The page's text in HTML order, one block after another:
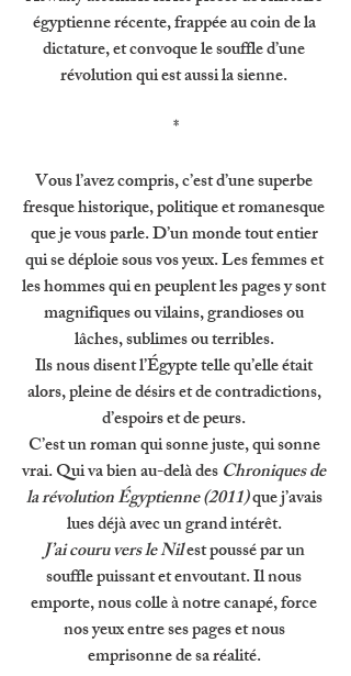
égyptienne récente, frappée au coin de la
dictature, et convoque le souffle d’une
révolution qui est aussi la sienne.
*
Vous l’avez compris, c’est d’une superbe
fresque historique, politique et romanesque
que je vous parle. D’un monde tout entier
qui se déploie sous vos yeux. Les femmes et
les hommes qui en peuplent les pages y sont
magnifiques ou vilains, grandioses ou
lâches, sublimes ou terribles.
Ils nous disent l’Égypte telle qu’elle était
alors, pleine de désirs et de contradictions,
d’espoirs et de peurs.
C’est un roman qui sonne juste, qui sonne
vrai. Qui va bien au-delà des Chroniques de
la révolution Égyptienne (2011) que j’avais
lues déjà avec un grand intérêt.
J’ai couru vers le Nil est poussé par un
souffle puissant et envoutant. Il nous
emporte, nous colle à notre canapé, force
nos yeux entre ses pages et nous
emprisonne de sa réalité.